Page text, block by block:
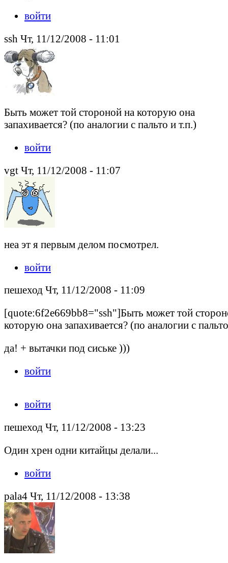
войти
ssh Чт, 11/12/2008 - 11:01
Быть может той стороной на которую она
запахивается? (по аналогии с пальто и т.п.)
войти
vgt Чт, 11/12/2008 - 11:07
неа эт я первым делом посмотрел.
войти
пешеход Чт, 11/12/2008 - 11:09
[quote:6f2e669bb8="ssh"]Быть может той
которую она запахивается? (по аналогии с
да! + вытачки под сиське )))
войти
войти
пешеход Чт, 11/12/2008 - 13:23
Один хрен одни китайцы делали...
войти
pala4 Чт, 11/12/2008 - 13:38